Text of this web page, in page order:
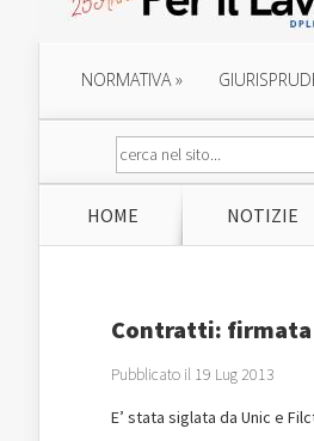
NORMATIVA»
HOME NOTIZIE
Contratti: firmata
Pubblicato il 19 Lug 2013
E’ stata siglata da Unic e